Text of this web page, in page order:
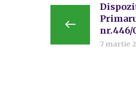
nr.446/
7 martie